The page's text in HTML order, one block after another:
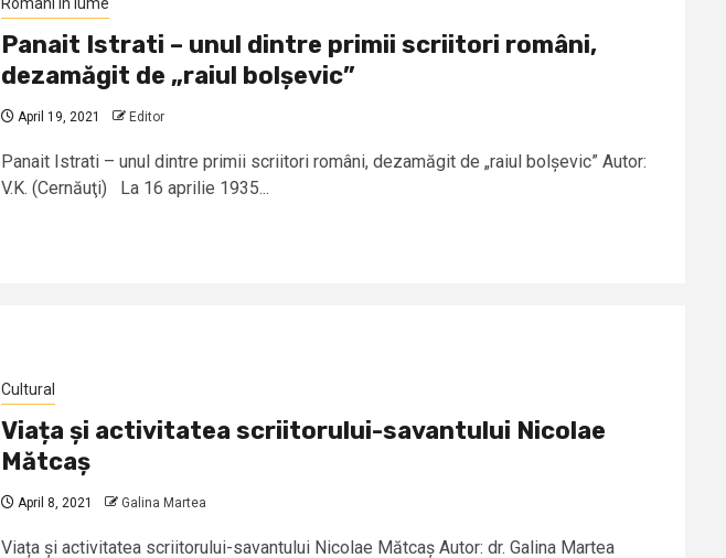
Panait Istrati – unul dintre primii scriitori români,
dezamăgit de „raiul bolșevic”
April 19, 2021 Editor
Panait Istrati – unul dintre primii scriitori români, dezamăgit de „raiul bolșevic” Autor:
V.K. (Cernăuţi) La 16 aprilie 1935...
Cultural
Viața și activitatea scriitorului-savantului Nicolae
Mătcaș
April 8, 2021 Galina Martea
Viața și activitatea scriitorului-savantului Nicolae Mătcaș Autor: dr. Galina Martea